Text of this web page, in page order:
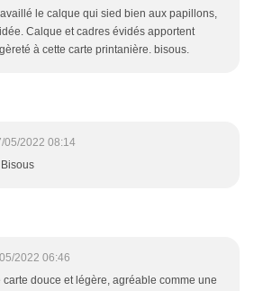
le calque qui sied bien aux papillons,
Calque et cadres évidés apportent
à cette carte printanière. bisous.
05/2022 08:14
2022 06:46
douce et légère, agréable comme une